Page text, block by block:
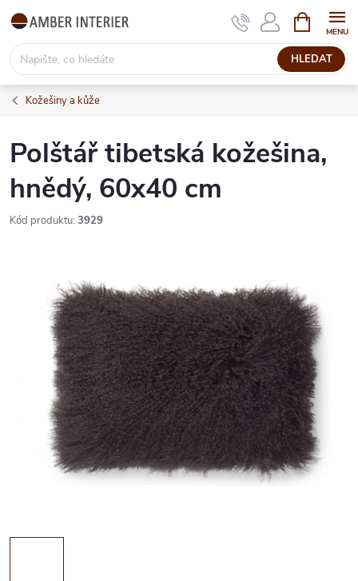
Přejít
obsah
HLEDAT
NÁKUPNÍ
KOŠÍK
Kožešiny a kůže
Polštář tibetská kožešina,
hnědý, 60x40 cm
Kód produktu: 3929